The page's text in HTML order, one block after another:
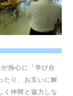
熱心に「学び合
たり、お互いに解
く仲間と協力しな